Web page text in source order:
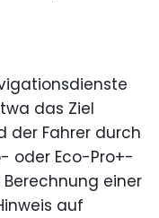
das Ziel
der Fahrer durch
oder Eco-Pro+-
einer
auf